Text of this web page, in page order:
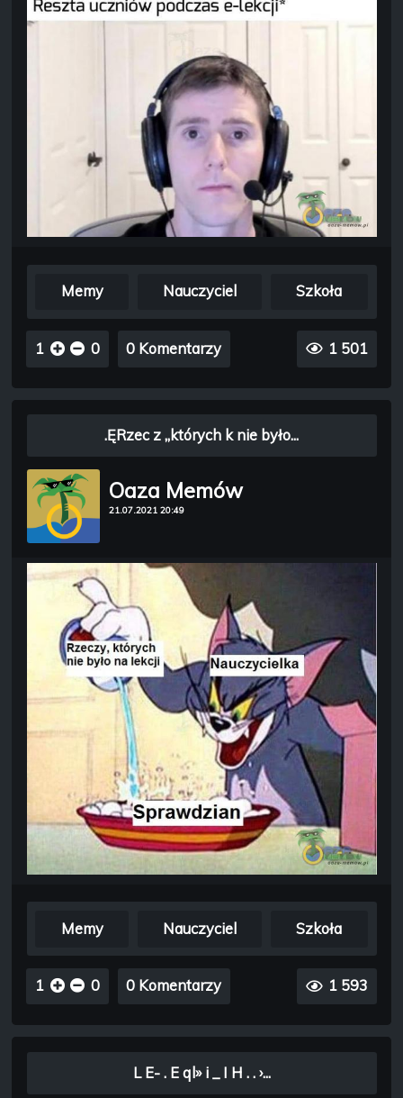
Memy Nauczyciel Szkoła
1 0 0 Komentarzy 1 501
Oaza Memów
21.07.2021 20:49
.ĘRzec z „których k nie było...
Memy Nauczyciel Szkoła
1 0 0 Komentarzy 1 593
L E- . E ql» i _ I H . . ›...